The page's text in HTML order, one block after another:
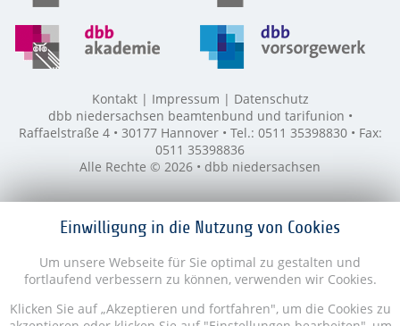
Einwilligung in die Nutzung von Cookies
Um unsere Webseite für Sie optimal zu gestalten und
fortlaufend verbessern zu können, verwenden wir Cookies.
Klicken Sie auf „Akzeptieren und fortfahren", um die Cookies zu
Kontakt Impressum
Datenschutz
dbb niedersachsen beamtenbund und tarifunion •
Raffaelstraße 4 • 30177 Hannover • Tel.: 0511 35398830 • Fax:
0511 35398836
Alle Rechte © 2026 • dbb niedersachsen